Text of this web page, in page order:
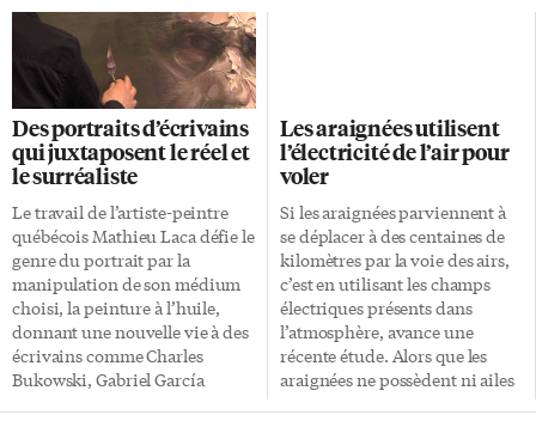
jumelé au Multiculturalisme.
Mélanie Joly, autrefois ministre
du Patrimoine canadien,
œuvrera désormais à titre de
ministre du Tourisme, des
Langues officielles et de la
Francophonie, une nomination
accueillie d’un bon œil par la
Fédération des communautés
francophones et acadienne
(FCFA) de même que par la
Société économique de
l’Ontario (SÉO). La SÉO salue la
création d’un ministère […]
lequel le gouvernement indique
de façon précise sa propre
feuille de route» sur la
francophonie, notamment
pour freiner le déclin
démographique en cours. «Une
réponse en quelque sorte au
Plan d’action fédéral sur les
langues […]
Des portraits d’écrivains
qui juxtaposent le réel et
le surréaliste
Le travail de l’artiste-peintre
québécois Mathieu Laca défie le
genre du portrait par la
manipulation de son médium
choisi, la peinture à l’huile,
donnant une nouvelle vie à des
écrivains comme Charles
Bukowski, Gabriel García
Les araignées utilisent
l’électricité de l’air pour
voler
Si les araignées parviennent à
se déplacer à des centaines de
kilomètres par la voie des airs,
c’est en utilisant les champs
électriques présents dans
l’atmosphère, avance une
récente étude. Alors que les
araignées ne possèdent ni ailes